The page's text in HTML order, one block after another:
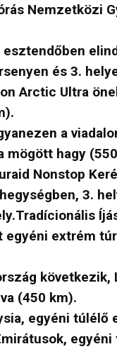
Nemzetközi
esztendőben
és 3.
Arctic Ultra
a
mögött hagy
Nonstop
3.
extrém
(450 km).
egyéni túlélő